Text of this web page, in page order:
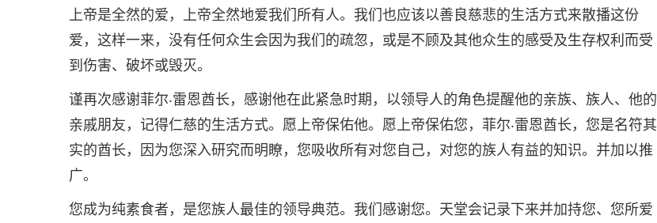
上帝是全然的爱，上帝全然地爱我们所有人。我们也应该以善良慈悲的生活方式来散播这份
爱，这样一来，没有任何众生会因为我们的疏忽，或是不顾及其他众生的感受及生存权利而受
到伤害、破坏或毁灭。
谨再次感谢菲尔‧雷恩酋长，感谢他在此紧急时期，以领导人的角色提醒他的亲族、族人、他的
亲戚朋友，记得仁慈的生活方式。愿上帝保佑他。愿上帝保佑您，菲尔‧雷恩酋长，您是名符其
实的酋长，因为您深入研究而明瞭，您吸收所有对您自己，对您的族人有益的知识。并加以推
广。
您成为纯素食者，是您族人最佳的领导典范。我们感谢您。天堂会记录下来并加持您、您所爱